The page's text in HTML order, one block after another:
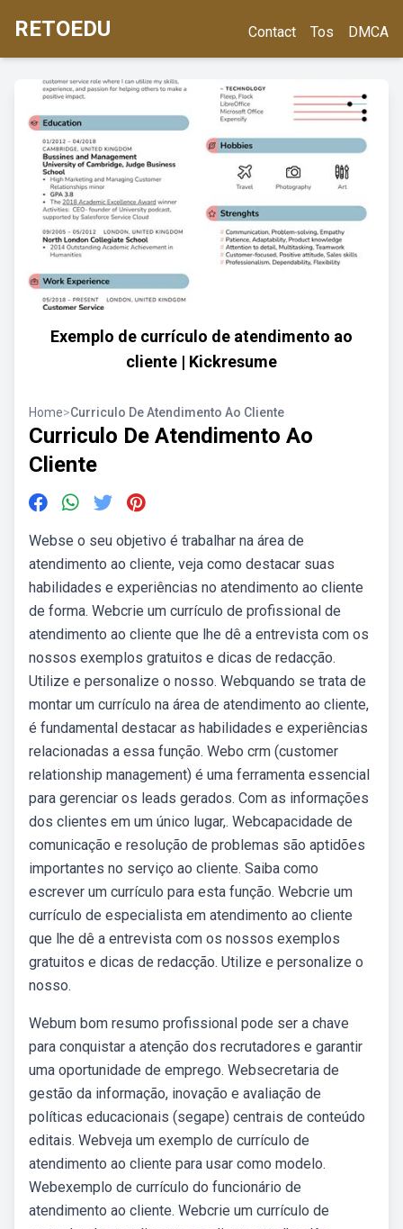
RETOEDU Contact Tos DMCA
Exemplo de currículo de atendimento ao
cliente | Kickresume
Home>Curriculo De Atendimento Ao Cliente
Curriculo De Atendimento Ao
Cliente
Webse o seu objetivo é trabalhar na área de
atendimento ao cliente, veja como destacar suas
habilidades e experiências no atendimento ao cliente
de forma. Webcrie um currículo de profissional de
atendimento ao cliente que lhe dê a entrevista com os
nossos exemplos gratuitos e dicas de redacção.
Utilize e personalize o nosso. Webquando se trata de
montar um currículo na área de atendimento ao cliente,
é fundamental destacar as habilidades e experiências
relacionadas a essa função. Webo crm (customer
relationship management) é uma ferramenta essencial
para gerenciar os leads gerados. Com as informações
dos clientes em um único lugar,. Webcapacidade de
comunicação e resolução de problemas são aptidões
importantes no serviço ao cliente. Saiba como
escrever um currículo para esta função. Webcrie um
currículo de especialista em atendimento ao cliente
que lhe dê a entrevista com os nossos exemplos
gratuitos e dicas de redacção. Utilize e personalize o
nosso.
Webum bom resumo profissional pode ser a chave
para conquistar a atenção dos recrutadores e garantir
uma oportunidade de emprego. Websecretaria de
gestão da informação, inovação e avaliação de
políticas educacionais (segape) centrais de conteúdo
editais. Webveja um exemplo de currículo de
atendimento ao cliente para usar como modelo.
Webexemplo de currículo do funcionário de
atendimento ao cliente. Webcrie um currículo de